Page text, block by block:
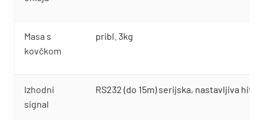
Masa s
kovčkom
pribl. 3kg
Izhodni
signal
RS232 (do 15m) serijska, nastavljiva